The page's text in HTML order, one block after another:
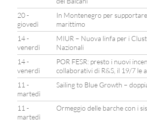
20 -
giovedì
In Montenegro per
marittimo
14 -
venerdì
MIUR – Nuova linfa per i
Nazionali
14 -
venerdì
POR FESR: presto i nuovi
collaborativi di R&S, il 19/7 le
11 -
martedì
Sailing to Blue Growth –
11 -
martedì
Ormeggio delle barche con i